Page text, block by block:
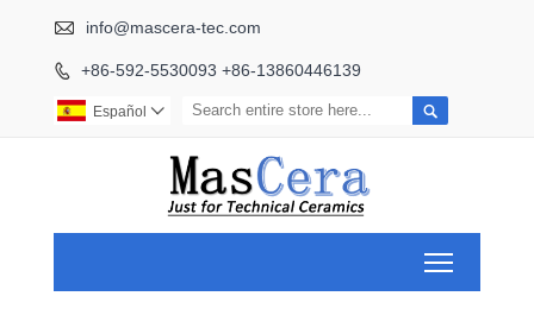
 info@mascera-tec.com
 +86-592-5530093 +86-13860446139

Español 